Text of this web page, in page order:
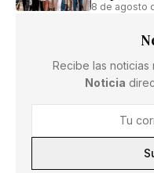
8 de agosto
Recibe las noticias
Noticia